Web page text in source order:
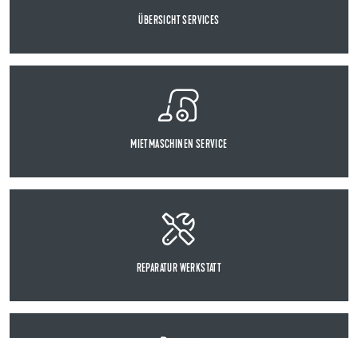
ÜBERSICHT SERVICES
MIETMASCHINEN SERVICE
REPARATUR WERKSTATT